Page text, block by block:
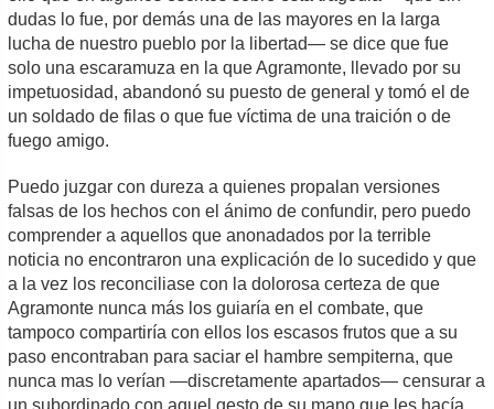
dudas lo fue, por demás una de las mayores en la larga
lucha de nuestro pueblo por la libertad— se dice que fue
solo una escaramuza en la que Agramonte, llevado por su
impetuosidad, abandonó su puesto de general y tomó el de
un soldado de filas o que fue víctima de una traición o de
fuego amigo.
Puedo juzgar con dureza a quienes propalan versiones
falsas de los hechos con el ánimo de confundir, pero puedo
comprender a aquellos que anonadados por la terrible
noticia no encontraron una explicación de lo sucedido y que
a la vez los reconciliase con la dolorosa certeza de que
Agramonte nunca más los guiaría en el combate, que
tampoco compartiría con ellos los escasos frutos que a su
paso encontraban para saciar el hambre sempiterna, que
nunca mas lo verían —discretamente apartados— censurar a